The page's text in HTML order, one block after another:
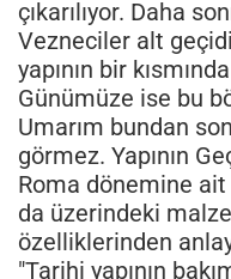
çıkarılıyor. Daha
Vezneciler alt
yapının bir
Günümüze ise bu
Umarım bundan
görmez. Yapının
Roma dönemine
da üzerindeki
özelliklerinden
"Tarihi yapının